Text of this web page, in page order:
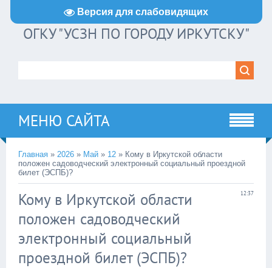
Версия для слабовидящих
ОГКУ "УСЗН ПО ГОРОДУ ИРКУТСКУ"
МЕНЮ САЙТА
Главная » 2026 » Май » 12 » Кому в Иркутской области
положен садоводческий электронный социальный проездной
билет (ЭСПБ)?
12:37
Кому в Иркутской области
положен садоводческий
электронный социальный
проездной билет (ЭСПБ)?